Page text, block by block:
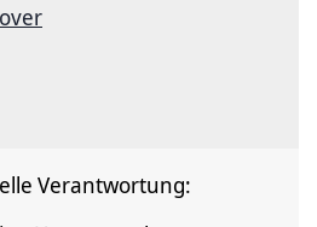
Verantwortung: